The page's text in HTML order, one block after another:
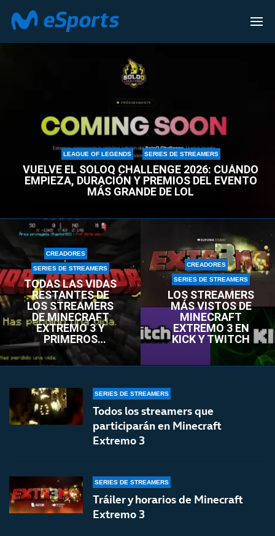
SERIES DE STREAMERS
LEAGUE OF LEGENDS SERIES DE STREAMERS
VUELVE EL SOLOQ CHALLENGE 2026: CUÁNDO
EMPIEZA, DURACIÓN Y PREMIOS DEL EVENTO
MÁS GRANDE DE LOL
CREADORES
SERIES DE STREAMERS
TODAS LAS VIDAS
RESTANTES DE
LOS STREAMERS
DE MINECRAFT
EXTREMO 3 Y
PRIMEROS
ELIMINADOS DE LA
SERIE
CREADORES
SERIES DE STREAMERS
LOS STREAMERS
MÁS VISTOS DE
MINECRAFT
EXTREMO 3 EN
KICK Y TWITCH
SERIES DE STREAMERS
Todos los streamers que
participarán en Minecraft
Extremo 3
SERIES DE STREAMERS
Tráiler y horarios de Minecraft
Extremo 3